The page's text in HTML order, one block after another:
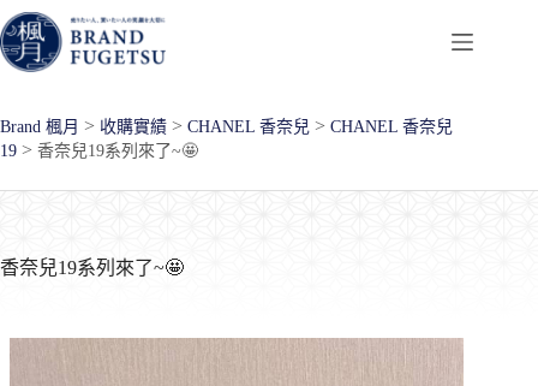
跳
至
主
內
容
Brand 楓月 > 收購實績 > CHANEL 香奈兒 > CHANEL 香奈兒
19 > 香奈兒19系列來了~🤩
香奈兒19系列來了~🤩